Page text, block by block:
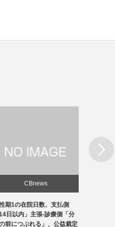
CBnews
期1の在院日数、支払側
14日以内」主張-診療側「分
前につぶれる」、公益裁定